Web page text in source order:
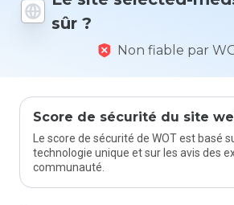
sûr ?
Non fiable par
Score de sécurité du site
Le score de sécurité de WOT est basé
technologie unique et sur les avis des
communauté.
vous à ce
site ?